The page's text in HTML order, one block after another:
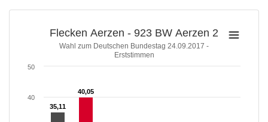
Flecken Aerzen - 923 BW Aerzen 2
Wahl zum Deutschen Bundestag 24.09.2017 -
Erststimmen
35,11
35,11
40,05
40,05
40
50